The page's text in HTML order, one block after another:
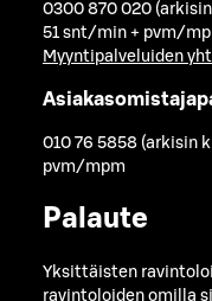
0300 870 020
51 snt/min + pvm/
Myyntipalveluiden
010 76 5858 (arkisin
pvm/mpm
Palaute
Yksittäisten
ravintoloiden omilla